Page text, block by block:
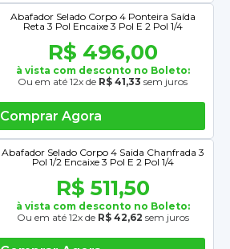
Abafador Selado Corpo 4 Ponteira Saída
Reta 3 Pol Encaixe 3 Pol E 2 Pol 1/4
R$ 496,00
à vista com desconto no Boleto:
Ou em até 12x de R$ 41,33 sem juros
Comprar Agora
Abafador Selado Corpo 4 Saida Chanfrada 3
Pol 1/2 Encaixe 3 Pol E 2 Pol 1/4
R$ 511,50
à vista com desconto no Boleto:
Ou em até 12x de R$ 42,62 sem juros